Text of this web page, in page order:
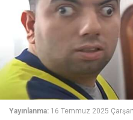
Yayınlanma: 16 Temmuz 2025